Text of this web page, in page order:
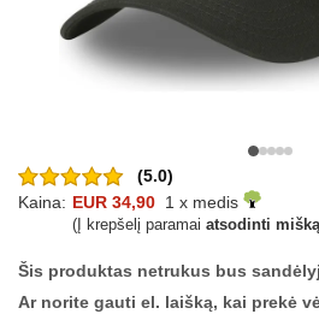
(5.0)
Kaina: EUR 34,90 1 x medis
(Į krepšelį paramai atsodinti mišką
Šis produktas netrukus bus
Ar norite gauti el. laišką, kai prekė